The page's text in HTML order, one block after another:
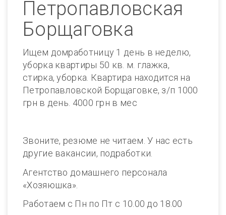
Петропавловская
Борщаговка
Ищем домработницу 1 день в неделю,
уборка квартиры 50 кв. м. глажка,
стирка, уборка. Квартира находится на
Петропавловской Борщаговке, з/п 1000
грн в день. 4000 грн в мес
Звоните, резюме не читаем. У нас есть
другие вакансии, подработки.
Агентство домашнего персонала
«Хозяюшка».
Работаем с Пн по Пт с 10.00 до 18.00